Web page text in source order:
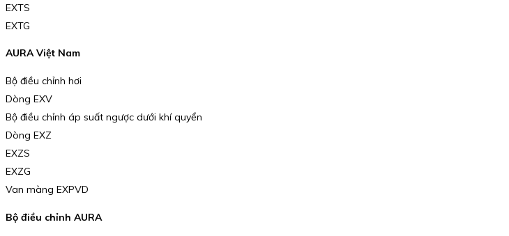
EXTS
EXTG
AURA Việt Nam
Bộ điều chỉnh hơi
Dòng EXV
Bộ điều chỉnh áp suất ngược dưới khí quyển
Dòng EXZ
EXZS
EXZG
Van màng EXPVD
Bộ điều chỉnh AURA